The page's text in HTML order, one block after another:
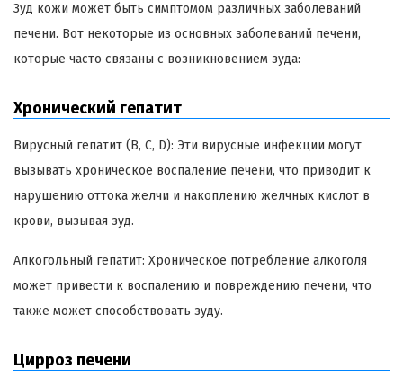
Зуд кожи может быть симптомом различных заболеваний
печени. Вот некоторые из основных заболеваний печени,
которые часто связаны с возникновением зуда:
Хронический гепатит
Вирусный гепатит (B, C, D): Эти вирусные инфекции могут
вызывать хроническое воспаление печени, что приводит к
нарушению оттока желчи и накоплению желчных кислот в
крови, вызывая зуд.
Алкогольный гепатит: Хроническое потребление алкоголя
может привести к воспалению и повреждению печени, что
также может способствовать зуду.
Цирроз печени